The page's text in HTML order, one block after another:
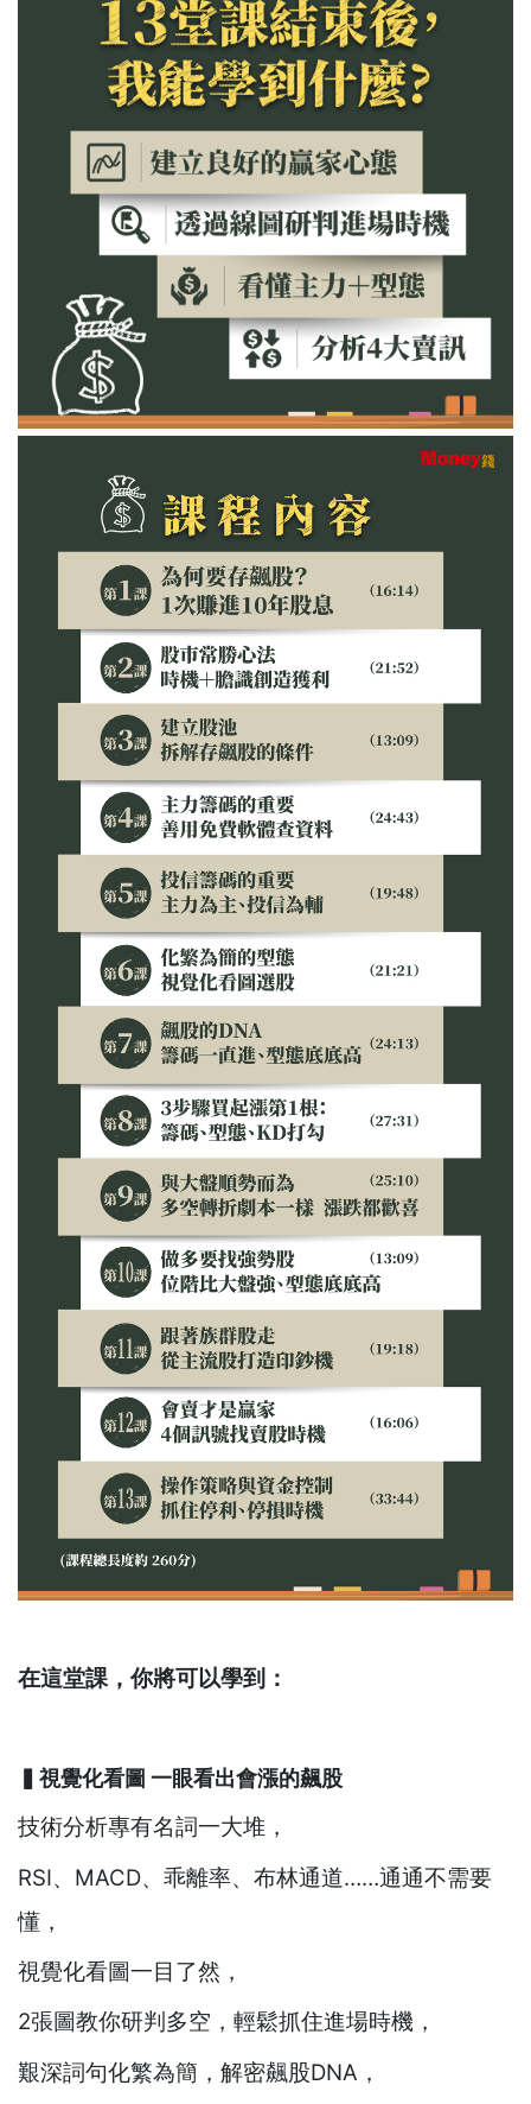
在這堂課，你將可以學到：
▍視覺化看圖 一眼看出會漲的飆股
技術分析專有名詞一大堆，
RSI、MACD、乖離率、布林通道……通通不需要
懂，
視覺化看圖一目了然，
2張圖教你研判多空，輕鬆抓住進場時機，
艱深詞句化繁為簡，解密飆股DNA，